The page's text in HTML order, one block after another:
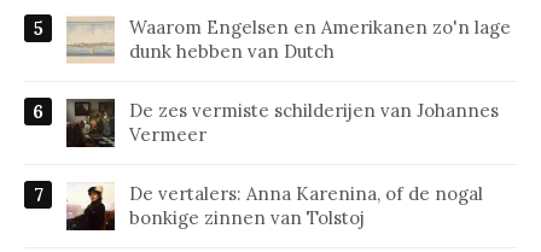
Waarom Engelsen en Amerikanen zo'n lage
dunk hebben van Dutch
De zes vermiste schilderijen van Johannes
Vermeer
De vertalers: Anna Karenina, of de nogal
bonkige zinnen van Tolstoj